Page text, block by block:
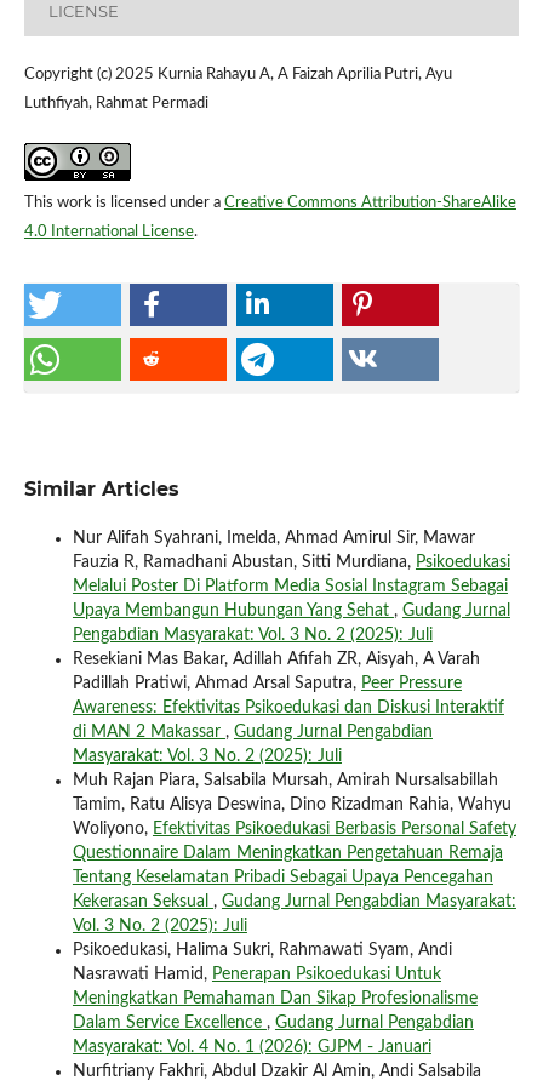
LICENSE
Copyright (c) 2025 Kurnia Rahayu A, A Faizah Aprilia Putri, Ayu
Luthfiyah, Rahmat Permadi
This work is licensed under a Creative Commons Attribution-ShareAlike
4.0 International License.
Similar Articles
Nur Alifah Syahrani, Imelda, Ahmad Amirul Sir, Mawar
Fauzia R, Ramadhani Abustan, Sitti Murdiana, Psikoedukasi
Melalui Poster Di Platform Media Sosial Instagram Sebagai
Upaya Membangun Hubungan Yang Sehat , Gudang Jurnal
Pengabdian Masyarakat: Vol. 3 No. 2 (2025): Juli
Resekiani Mas Bakar, Adillah Afifah ZR, Aisyah, A Varah
Padillah Pratiwi, Ahmad Arsal Saputra, Peer Pressure
Awareness: Efektivitas Psikoedukasi dan Diskusi Interaktif
di MAN 2 Makassar , Gudang Jurnal Pengabdian
Masyarakat: Vol. 3 No. 2 (2025): Juli
Muh Rajan Piara, Salsabila Mursah, Amirah Nursalsabillah
Tamim, Ratu Alisya Deswina, Dino Rizadman Rahia, Wahyu
Woliyono, Efektivitas Psikoedukasi Berbasis Personal Safety
Questionnaire Dalam Meningkatkan Pengetahuan Remaja
Tentang Keselamatan Pribadi Sebagai Upaya Pencegahan
Kekerasan Seksual , Gudang Jurnal Pengabdian Masyarakat:
Vol. 3 No. 2 (2025): Juli
Psikoedukasi, Halima Sukri, Rahmawati Syam, Andi
Nasrawati Hamid, Penerapan Psikoedukasi Untuk
Meningkatkan Pemahaman Dan Sikap Profesionalisme
Dalam Service Excellence , Gudang Jurnal Pengabdian
Masyarakat: Vol. 4 No. 1 (2026): GJPM - Januari
Nurfitriany Fakhri, Abdul Dzakir Al Amin, Andi Salsabila